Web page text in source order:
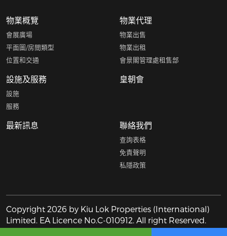
物業概覽
會展廣場
平面圖/房間類型
位置和交通
物業代理
物業出售
物業出租
會景閣管理處租售部
設施及服務
設施
服務
皇朝會
最新訊息 聯絡我們
查詢表格
免責聲明
私隱政策
Copyright 2026 by Kiu Lok Properties (International)
Limited. EA Licence No.C-010912. All right Reserved.